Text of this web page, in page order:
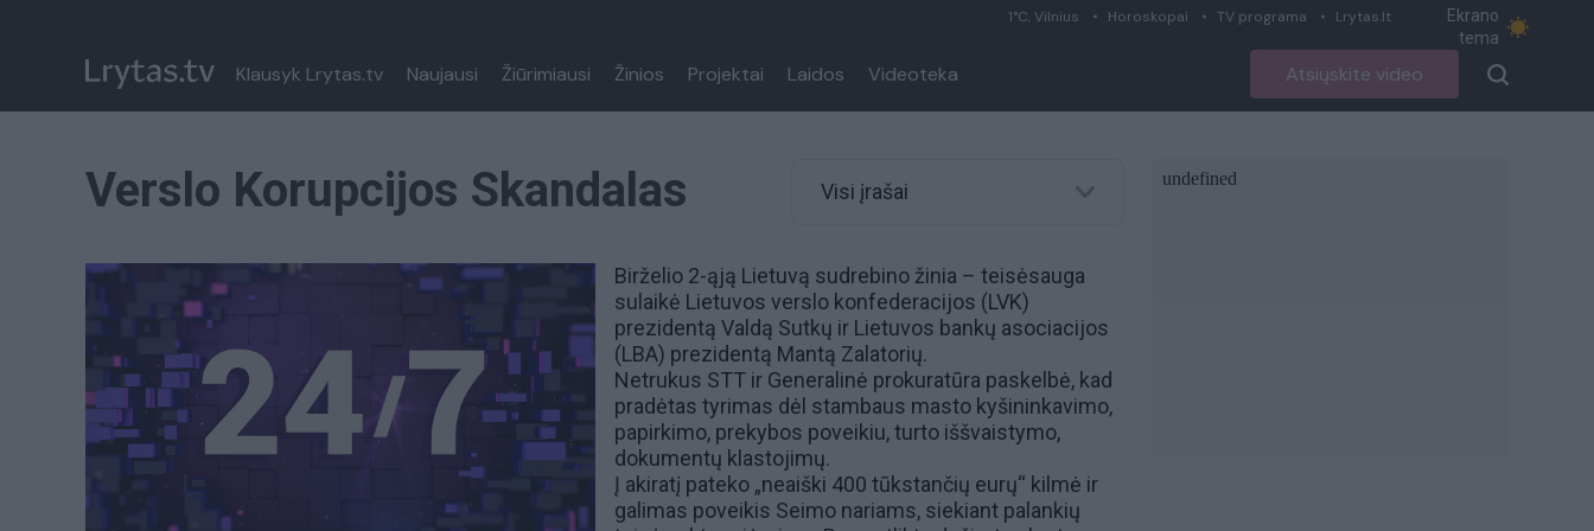
1°C, Vilnius Horoskopai TV programa Lrytas.lt
Ekrano
tema
Klausyk Lrytas.tv Naujausi Žiūrimiausi Žinios Projektai Laidos Videoteka Atsiųskite video
Verslo Korupcijos Skandalas Visi įrašai
Birželio 2-ąją Lietuvą sudrebino žinia – teisėsauga
sulaikė Lietuvos verslo konfederacijos (LVK)
prezidentą Valdą Sutkų ir Lietuvos bankų asociacijos
(LBA) prezidentą Mantą Zalatorių.
Netrukus STT ir Generalinė prokuratūra paskelbė, kad
pradėtas tyrimas dėl stambaus masto kyšininkavimo,
papirkimo, prekybos poveikiu, turto iššvaistymo,
dokumentų klastojimų.
Į akiratį pateko „neaiški 400 tūkstančių eurų“ kilmė ir
galimas poveikis Seimo nariams, siekiant palankių